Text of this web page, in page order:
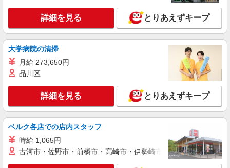
キープ 詳細を見る
派遣社員
株式会社綜合キャリアオプション（1314VJ0805G17★3-N-T4）
機械オペレーター/日払いOK
栃木県足利市
キープ 詳細を見る
派遣社員
株式会社綜合キャリアオプション（1314VJ0805G16★66-N-T4）
詳細を見る とりあえずキープ
大学病院の清掃
月給 273,650円
品川区
詳細を見る とりあえずキープ
ベルク各店での店内スタッフ
時給 1,065円
古河市・佐野市・前橋市・高崎市・伊勢崎市・太田市・館林市